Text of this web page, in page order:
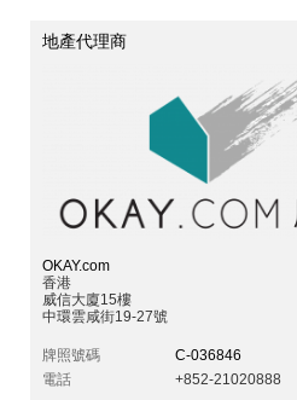
地產代理商
OKAY.com
香港
威信大廈15樓
中環雲咸街19-27號
牌照號碼
C-036846
電話
+852-21020888